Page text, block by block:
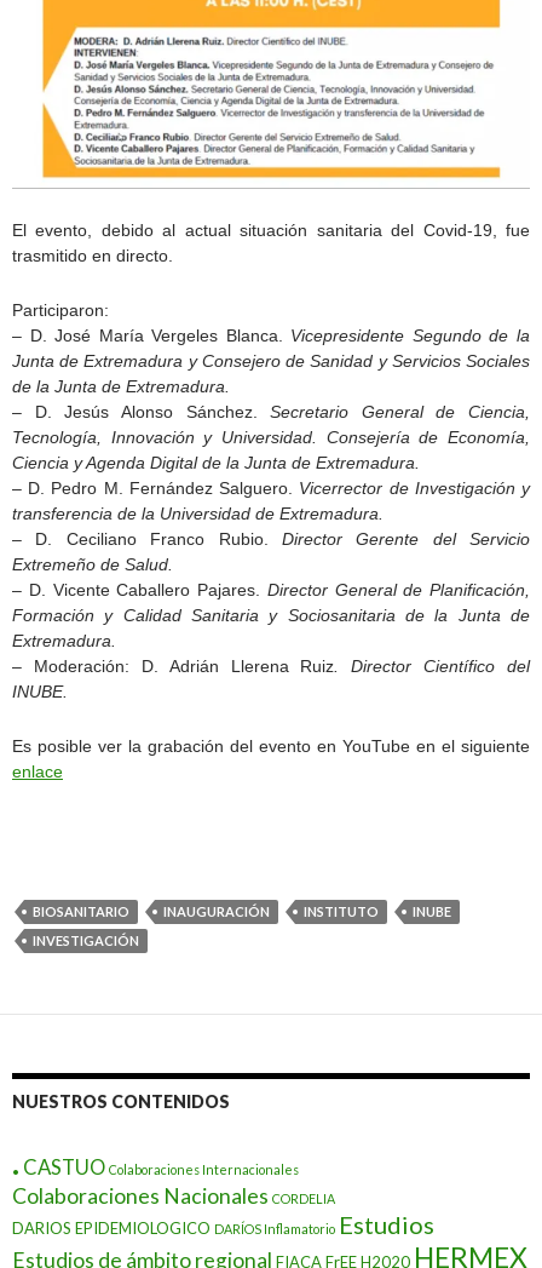
El evento, debido al actual situación sanitaria del Covid-19, fue
trasmitido en directo.
Participaron:
– D. José María Vergeles Blanca. Vicepresidente Segundo de la
Junta de Extremadura y Consejero de Sanidad y Servicios Sociales
de la Junta de Extremadura.
– D. Jesús Alonso Sánchez.Secretario General de Ciencia,
Tecnología, Innovación y Universidad. Consejería de Economía,
Ciencia y Agenda Digital de la Junta de Extremadura.
– D. Pedro M. Fernández Salguero. Vicerrector de Investigación y
transferencia de la Universidad de Extremadura.
– D. Ceciliano Franco Rubio. Director Gerente del Servicio
Extremeño de Salud.
– D. Vicente Caballero Pajares. Director General de Planificación,
Formación y Calidad Sanitaria y Sociosanitaria de la Junta de
Extremadura.
– Moderación: D. Adrián Llerena Ruiz. Director Científico del
INUBE.
Es posible ver la grabación del evento en YouTube en el siguiente
enlace
BIOSANITARIO INAUGURACIÓN INSTITUTO
INUBE
INVESTIGACIÓN
NUESTROS CONTENIDOS
. CASTUO Colaboraciones Internacionales
Colaboraciones Nacionales CORDELIA
DARIOS EPIDEMIOLOGICO DARÍOS Inflamatorio Estudios
Estudios de ámbito regional FIACAFrEEH2020 HERMEX